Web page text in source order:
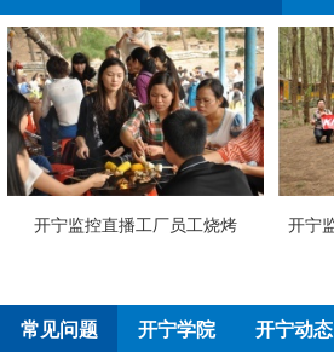
开宁监控直播工厂团队野外训练
常见问题 开宁学院 开宁动态